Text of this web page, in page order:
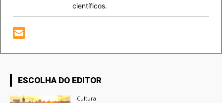
científicos.
ESCOLHA DO EDITOR
Cultura